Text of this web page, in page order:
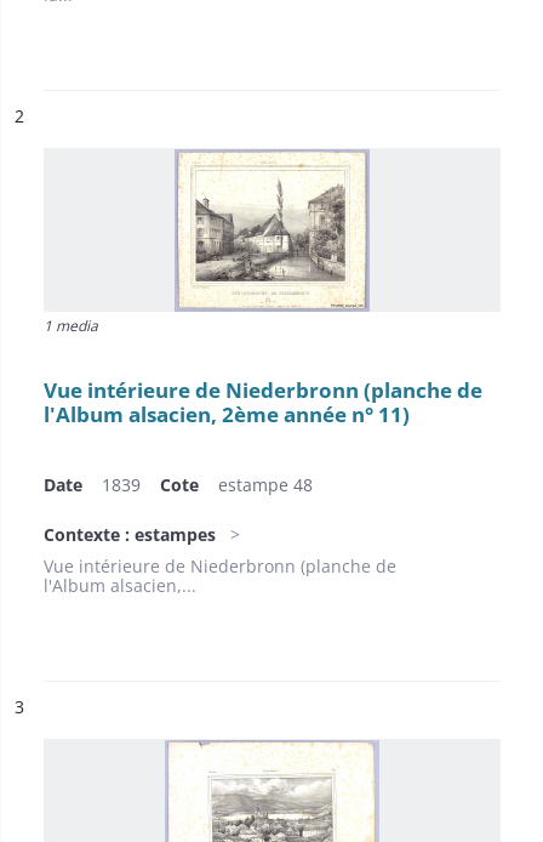
n°
2
1 media
Vue intérieure de Niederbronn (planche de
l'Album alsacien, 2ème année n° 11)
Date 1839 Cote estampe 48
Contexte : estampes
Vue intérieure de Niederbronn (planche de
l'Album alsacien,...
n°
3